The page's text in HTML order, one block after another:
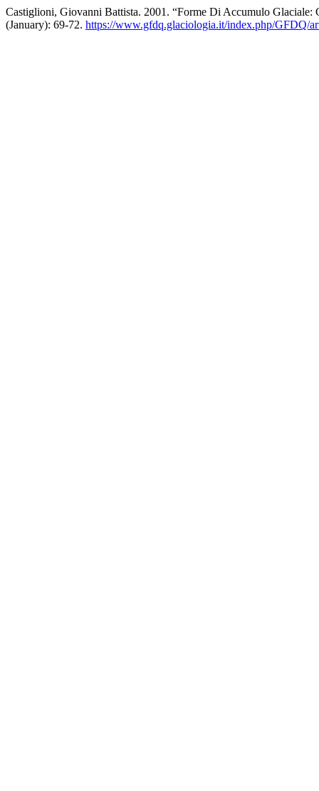
Castiglioni, Giovanni Battista. 2001. “Forme Di Accumulo
(January): 69-72. https://www.gfdq.glaciologia.it/index.php/GFDQ/